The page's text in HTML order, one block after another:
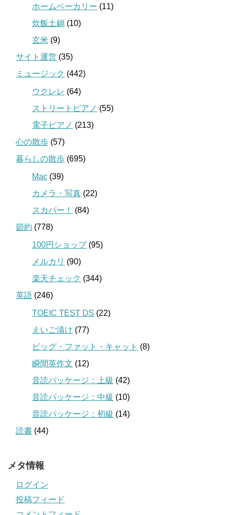
ホームベーカリー (11)
炊飯土鍋 (10)
玄米 (9)
サイト運営 (35)
ミュージック (442)
ウクレレ (64)
ストリートピアノ (55)
電子ピアノ (213)
心の散歩 (57)
暮らしの散歩 (695)
Mac (39)
カメラ・写真 (22)
スカパー！
(84)
節約 (778)
100円ショップ(95)
メルカリ (90)
楽天チェック (344)
英語 (246)
TOEIC TEST DS (22)
えいご漬け (77)
ビッグ・ファット・キャット (8)
瞬間英作文 (12)
音読パッケージ：上級 (42)
音読パッケージ：中級 (10)
音読パッケージ：初級 (14)
読書 (44)
メタ情報
ログイン
投稿フィード